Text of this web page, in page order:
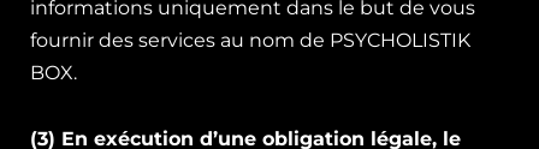
informations uniquement dans le but de vous
fournir des services au nom de PSYCHOLISTIK
BOX.
(3) En exécution d’une obligation légale, le